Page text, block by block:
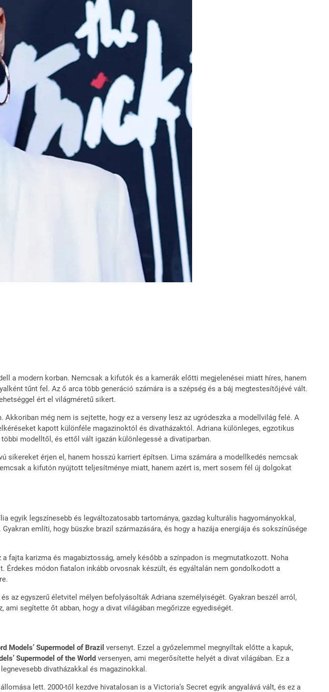
a modern korban. Nemcsak a kifutók és a kamerák előtti megjelenései miatt híres, hanem
tűnt fel. Az ő arca több generáció számára is a szépség és a báj megtestesítőjévé vált.
ért el világméretű sikert.
még nem is sejtette, hogy ez a verseny lesz az ugródeszka a modellvilág felé. A
kapott különféle magazinoktól és divatházaktól. Adriana különleges, egzotikus
modelltől, és ettől vált igazán különlegessé a divatiparban.
érjen el, hanem hosszú karriert építsen. Lima számára a modellkedés nemcsak
a kifutón nyújtott teljesítménye miatt, hanem azért is, mert sosem fél új dolgokat
egyik legszínesebb és legváltozatosabb tartománya, gazdag kulturális hagyományokkal,
említi, hogy büszke brazil származására, és hogy a hazája energiája és sokszínűsége
fajta karizma és magabiztosság, amely később a színpadon is megmutatkozott. Noha
Érdekes módon fiatalon inkább orvosnak készült, és egyáltalán nem gondolkodott a
az egyszerű életvitel mélyen befolyásolták Adriana személyiségét. Gyakran beszél arról,
segítette őt abban, hogy a divat világában megőrizze egyediségét.
Models’ Supermodel of Brazil versenyt. Ezzel a győzelemmel megnyíltak előtte a kapuk,
Supermodel of the World versenyen, ami megerősítette helyét a divat világában. Ez a
divatházakkal és magazinokkal.
lett. 2000-től kezdve hivatalosan is a Victoria’s Secret egyik angyalává vált, és ez a